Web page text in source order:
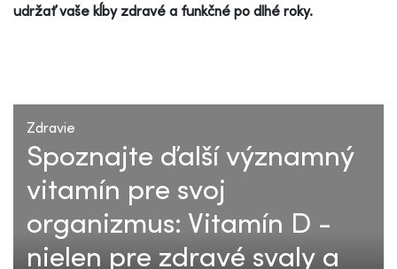
udržať vaše kĺby zdravé a funkčné po dlhé roky.
Zdravie
Spoznajte ďalší významný
vitamín pre svoj
organizmus: Vitamín D -
nielen pre zdravé svaly a